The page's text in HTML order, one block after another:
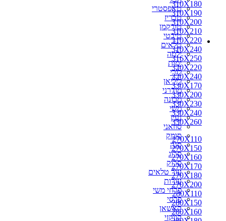
טאפסטרי
טבריז
טורקמן
טיבטי
טלאים
ילמה
ימות
לורי
ליליאן
מודרני
מכונה
משי
נעין
סוזאני
סומק
סנה
סרוג
סרוק
עור טלאים
עורות
פרחי משי
פרסי
קאשאן
קווקזי
310X180
310X190
310X200
310X210
310X220
310X240
316X250
320X220
320X240
330X170
330X200
330X230
330X240
330X260
270X110
270X150
270X160
270X170
270X180
270X200
280X110
280X150
280X160